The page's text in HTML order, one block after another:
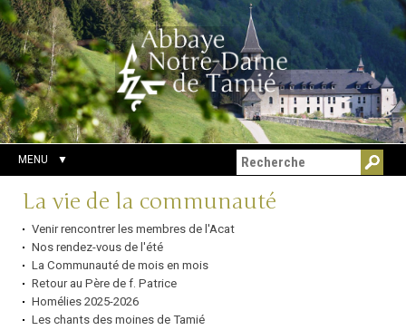
Aller
au
contenu.
|
Aller
à
la
navigation
Outils
personnels
Chercher par
Recherche
avancée…
MENU
Navigation
La vie de la communauté
Venir rencontrer les membres de l'Acat
Nos rendez-vous de l'été
La Communauté de mois en mois
Retour au Père de f. Patrice
Homélies 2025-2026
Les chants des moines de Tamié